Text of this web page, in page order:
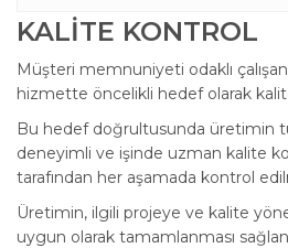
KALİTE KONTROL
Müşteri memnuniyeti odaklı
hizmette öncelikli hedef olarak
Bu hedef doğrultusunda üretimin
deneyimli ve işinde uzman kalite
tarafından her aşamada kontrol
Üretimin, ilgili projeye ve kalite
uygun olarak tamamlanması